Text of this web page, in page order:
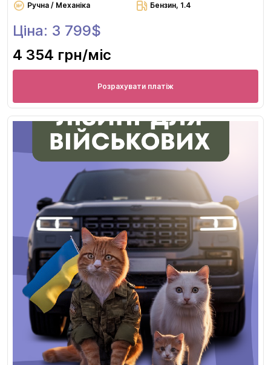
Ручна / Механіка
Бензин, 1.4
Ціна: 3 799$
4 354 грн/міс
Розрахувати платіж